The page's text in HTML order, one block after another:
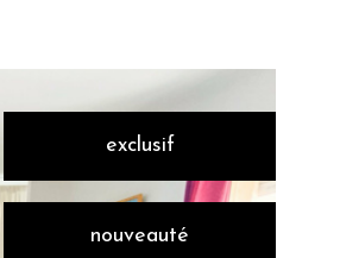
exclusif
nouveauté